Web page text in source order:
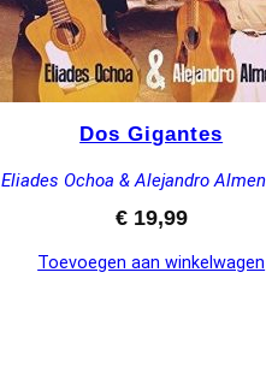
Dos Gigantes
Eliades Ochoa & Alejandro
€19,99
Toevoegen aan winkelwagen